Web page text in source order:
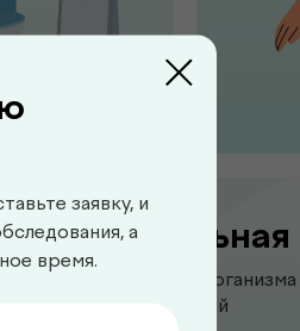
Диагностика функций организма
для выявления нарушений
заявку, и
а
время.